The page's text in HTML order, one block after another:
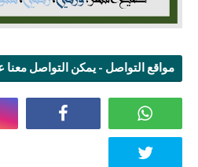
مواقع التواصل - يمكن التواصل معنا